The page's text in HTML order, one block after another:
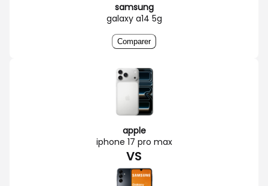
samsung
galaxy a14 5g
Comparer
apple
iphone 17 pro max
VS